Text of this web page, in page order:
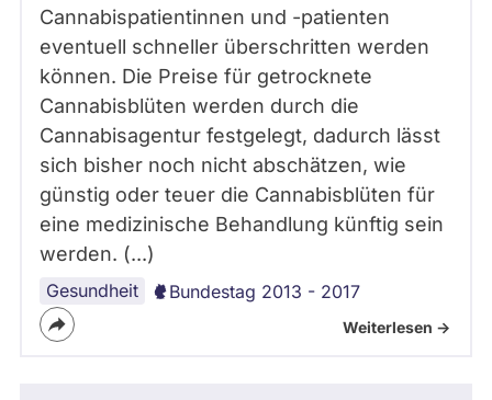
Cannabispatientinnen und -patienten
eventuell schneller überschritten werden
können. Die Preise für getrocknete
Cannabisblüten werden durch die
Cannabisagentur festgelegt, dadurch lässt
sich bisher noch nicht abschätzen, wie
günstig oder teuer die Cannabisblüten für
eine medizinische Behandlung künftig sein
werden. (...)
Gesundheit Bundestag 2013 - 2017
Weiterlesen ->